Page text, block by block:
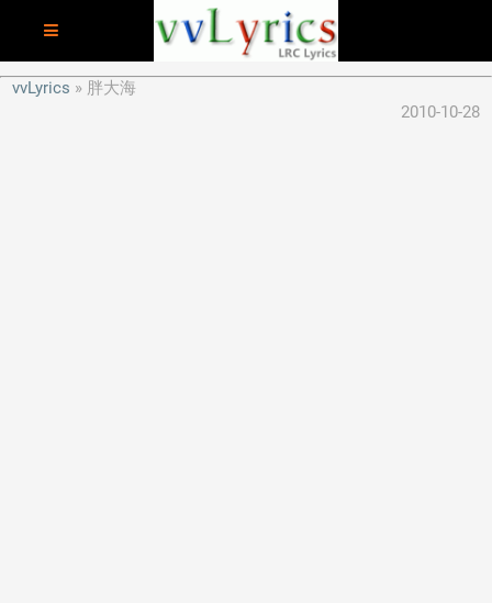
vvLyrics
胖大海
2010-10-28